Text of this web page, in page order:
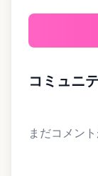
コミュニ
まだコメン